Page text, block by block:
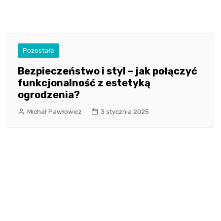
Pozostałe
Bezpieczeństwo i styl – jak połączyć
funkcjonalność z estetyką
ogrodzenia?
Michał Pawłowicz 3 stycznia 2025